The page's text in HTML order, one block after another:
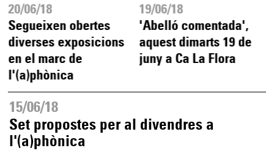
20/06/18
Segueixen obertes
diverses exposicions
en el marc de
l'(a)phònica
19/06/18
'Abelló comentada',
aquest dimarts 19 de
juny a Ca La Flora
15/06/18
Set propostes per al divendres a
l'(a)phònica